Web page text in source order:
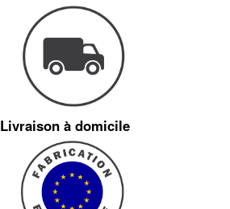
Livraison à domicile